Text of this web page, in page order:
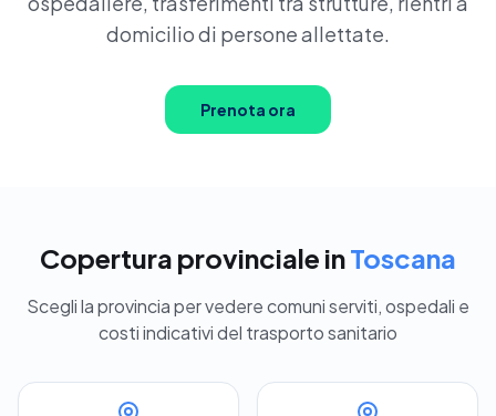
domicilio di persone allettate.
Prenota ora
Copertura provinciale inToscana
Scegli la provincia per vedere comuni serviti, ospedali e
costi indicativi del trasporto sanitario